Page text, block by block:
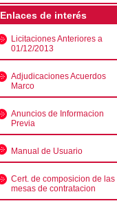
Enlaces de interés
Licitaciones Anteriores a
01/12/2013
Adjudicaciones Acuerdos
Marco
Anuncios de Informacion
Previa
Manual de Usuario
Cert. de composicion de las
mesas de contratacion